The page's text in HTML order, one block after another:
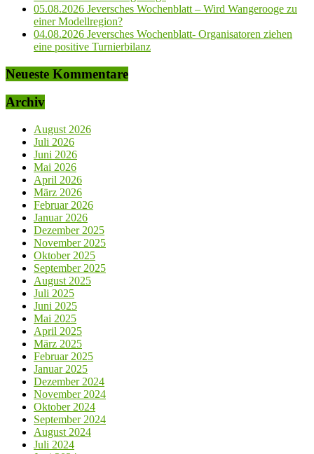
05.08.2026 Jeversches Wochenblatt – Wird Wangerooge zu
einer Modellregion?
04.08.2026 Jeversches Wochenblatt- Organisatoren ziehen
eine positive Turnierbilanz
Neueste Kommentare
Archiv
August 2026
Juli 2026
Juni 2026
Mai 2026
April 2026
März 2026
Februar 2026
Januar 2026
Dezember 2025
November 2025
Oktober 2025
September 2025
August 2025
Juli 2025
Juni 2025
Mai 2025
April 2025
März 2025
Februar 2025
Januar 2025
Dezember 2024
November 2024
Oktober 2024
September 2024
August 2024
Juli 2024